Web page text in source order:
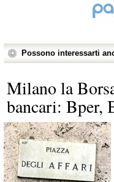
Possono interessarti
Milano la
bancari: Bper,